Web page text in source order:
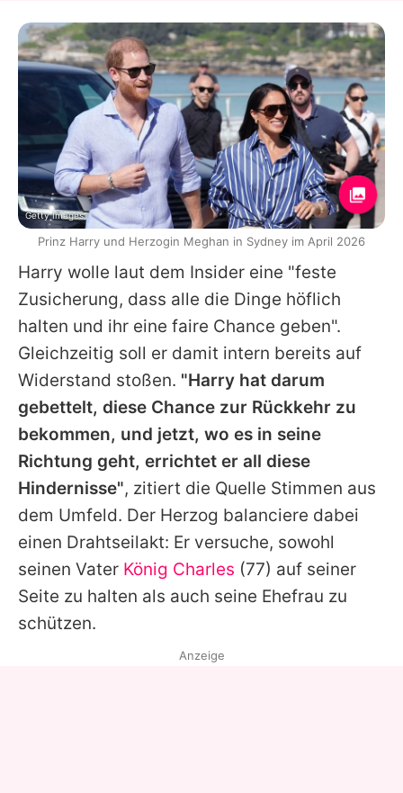
Harry wolle laut dem Insider eine "feste
Zusicherung, dass alle die Dinge höflich
halten und ihr eine faire Chance geben".
Gleichzeitig soll er damit intern bereits auf
Widerstand stoßen. "Harry hat darum
gebettelt, diese Chance zur Rückkehr zu
bekommen, und jetzt, wo es in seine
Richtung geht, errichtet er all diese
Hindernisse", zitiert die Quelle Stimmen aus
dem Umfeld. Der Herzog balanciere dabei
einen Drahtseilakt: Er versuche, sowohl
seinen Vater König Charles (77) auf seiner
Seite zu halten als auch seine Ehefrau zu
schützen.
Getty Images
Prinz Harry und Herzogin Meghan in Sydney im April 2026
Anzeige